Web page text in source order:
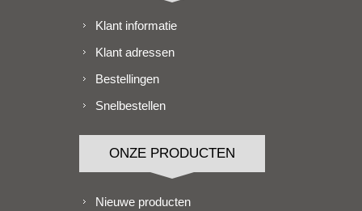
Klant informatie
Klant adressen
Bestellingen
Snelbestellen
ONZE PRODUCTEN
Nieuwe producten